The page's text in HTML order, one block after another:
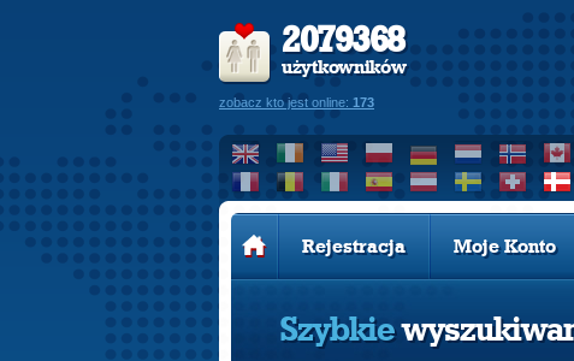
2079368
użytkowników
zobacz kto jest online: 173
Rejestracja Moje Konto
Szybkie